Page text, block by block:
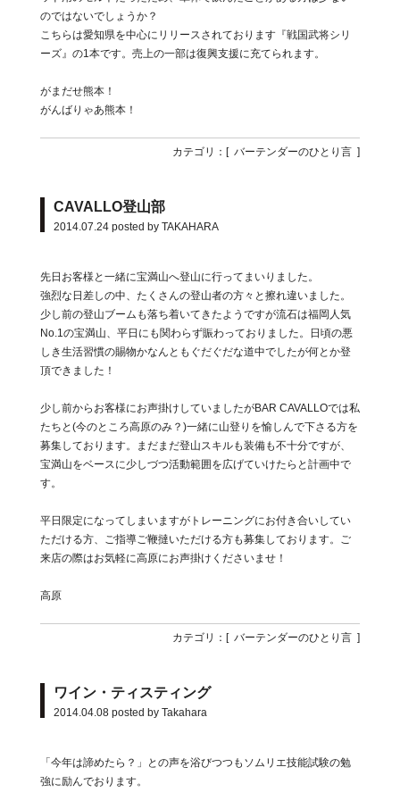
のではないでしょうか？
こちらは愛知県を中心にリリースされております『戦国武将シリ
ーズ』の1本です。売上の一部は復興支援に充てられます。
がまだせ熊本！
がんばりゃあ熊本！
カテゴリ：[ バーテンダーのひとり言 ]
CAVALLO登山部
2014.07.24 posted by TAKAHARA
先日お客様と一緒に宝満山へ登山に行ってまいりました。
強烈な日差しの中、たくさんの登山者の方々と擦れ違いました。
少し前の登山ブームも落ち着いてきたようですが流石は福岡人気
No.1の宝満山、平日にも関わらず賑わっておりました。日頃の悪
しき生活習慣の賜物かなんともぐだぐだな道中でしたが何とか登
頂できました！
少し前からお客様にお声掛けしていましたがBAR CAVALLOでは私
たちと(今のところ高原のみ？)一緒に山登りを愉しんで下さる方を
募集しております。まだまだ登山スキルも装備も不十分ですが、
宝満山をベースに少しづつ活動範囲を広げていけたらと計画中で
す。
平日限定になってしまいますがトレーニングにお付き合いしてい
ただける方、ご指導ご鞭撻いただける方も募集しております。ご
来店の際はお気軽に高原にお声掛けくださいませ！
高原
カテゴリ：[ バーテンダーのひとり言 ]
ワイン・ティスティング
2014.04.08 posted by Takahara
「今年は諦めたら？」との声を浴びつつもソムリエ技能試験の勉
強に励んでおります。